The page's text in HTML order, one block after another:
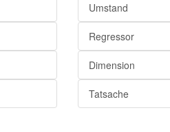
Umstand
Regressor
Dimension
Tatsache